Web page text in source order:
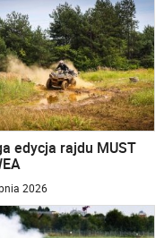
edycja rajdu MUST
2026